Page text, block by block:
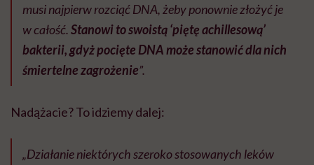
musi najpierw rozciąć DNA, żeby ponownie złożyć je
w całość.Stanowi to swoistą ‘piętę achillesową’
bakterii, gdyż pocięte DNA może stanowić dla nich
śmiertelne zagrożenie”.
Nadążacie? To idziemy dalej:
„Działanie niektórych szeroko stosowanych leków